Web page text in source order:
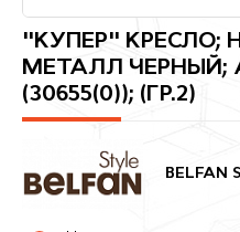
"КУПЕР" КРЕСЛО;
МЕТАЛЛ ЧЕРНЫЙ;
(30655(0)); (ГР.2)
BELFAN